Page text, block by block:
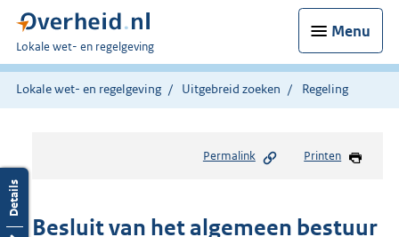
Menu
U
bent
hier:
Lokale wet- en regelgeving
Lokale wet- en regelgeving Uitgebreid zoeken Regeling
Permalink Printen
Besluit van het algemeen bestuur